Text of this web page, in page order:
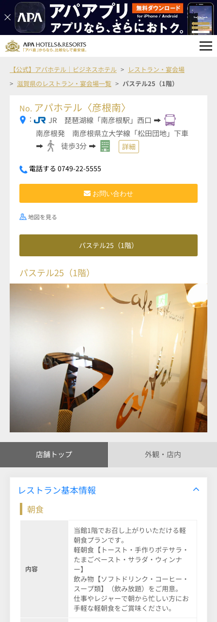
【公式】アパホテル｜ビジネスホテル
レストラン・宴会場
滋賀県のレストラン・宴会場一覧
パステル25（1階）
No. アパホテル〈彦根南〉
：
JR 琵琶湖線「南彦根駅」西口
南彦根発 南彦根県立大学線「松田団地」下車
徒歩3分
詳細
電話する 0749-22-5555
お問い合わせ
地図を見る
パステル25（1階）
パステル25（1階）
店舗トップ 外観・店内
レストラン基本情報
朝食
内容
当館1階でお召し上がりいただける軽
朝食プランです。
軽朝食【トースト・手作りポテサラ・
たまごペースト・サラダ・ウィンナ
ー】
飲み物【ソフトドリンク・コーヒー・
スープ類】（飲み放題）をご用意。
仕事やレジャーで朝から忙しい方にお
手軽な軽朝食をご賞味ください。